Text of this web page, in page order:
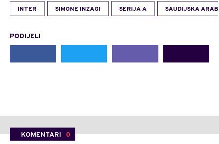
INTER SIMONE INZAGI SERIJA A SAUDIJSKA
PODIJELI
KOMENTARI 0